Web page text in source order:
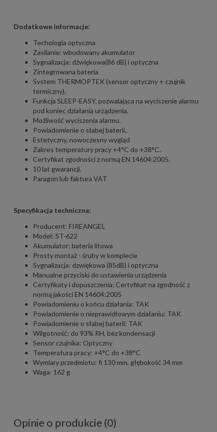
Dodatkowe informacje:
Techologia optyczna
Zasilanie: wbudowany akumulator
Sygnalizacja: dźwiękowa(86 dB) i optyczna
Zintegrowana bateria
System THERMOPTEK (sensor optyczny + czujnik
termiczny).
Funkcja SLEEP-EASY, pozwalająca na wyciszenie alarmu
pod koniec działania urządzenia.
Możliwość wyciszenia alarmu.
Powiadomienie o słabej baterii..
Estetyczny, nowoczesny wygląd
Zakres temperatury pracy +4°C do +38°C.
Certyfikat zgodności z normą EN 14604:2005.
10 lat gwarancji.
Paragon lub faktura VAT
Specyfikacja techniczna:
Producent: FIREANGEL
Model: ST-622
Akumulator: bateria litowa
Prosty montaż - śruby w komplecie
Sygnalizacja: dzwiękowa (85dB) i optyczna
Manualne przyciski do ustawienia urządzenia
Certyfikaty i dopuszczenia: Certyfikat na zgodność z
normą jakości EN 14604:2005
Powiadomieniu o końcu działania: TAK
Powiadomienie o nieprawidłowym działaniu: TAK
Powiadomienie o słabej baterii: TAK
Wilgotność: do 93% RH, bez kondensacji
Sensor czujnika: Optyczny
Temperatura pracy: +4°C do +38°C
Wymiary przedmiotu: fi 130 mm, głębokość 34 mm
Waga: 162 g
Opinie o produkcie (0)